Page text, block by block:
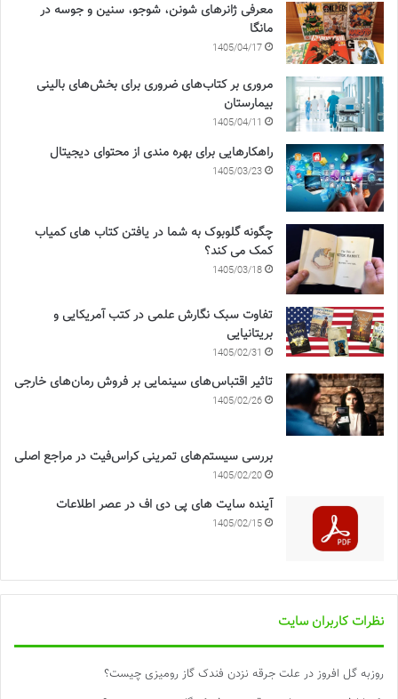
معرفی ژانرهای شونن، شوجو، سنین و جوسه در
مانگا
1405/04/17
مروری بر کتاب‌های ضروری برای بخش‌های بالینی
بیمارستان
1405/04/11
راهکارهایی برای بهره مندی از محتوای دیجیتال
1405/03/23
چگونه گلوبوک به شما در یافتن کتاب های کمیاب
کمک می کند؟
1405/03/18
تفاوت سبک نگارش علمی در کتب آمریکایی و
بریتانیایی
1405/02/31
تاثیر اقتباس‌های سینمایی بر فروش رمان‌های خارجی
1405/02/26
بررسی سیستم‌های تمرینی کراس‌فیت در مراجع اصلی
1405/02/20
آینده سایت های پی دی اف در عصر اطلاعات
1405/02/15
نظرات کاربران سایت
روزبه گل افروز در علت جرقه نزدن فندک گاز رومیزی چیست؟